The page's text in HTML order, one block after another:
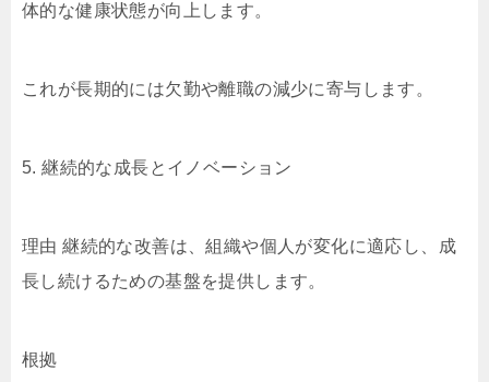
体的な健康状態が向上します。
これが長期的には欠勤や離職の減少に寄与します。
5. 継続的な成長とイノベーション
理由 継続的な改善は、組織や個人が変化に適応し、成
長し続けるための基盤を提供します。
根拠